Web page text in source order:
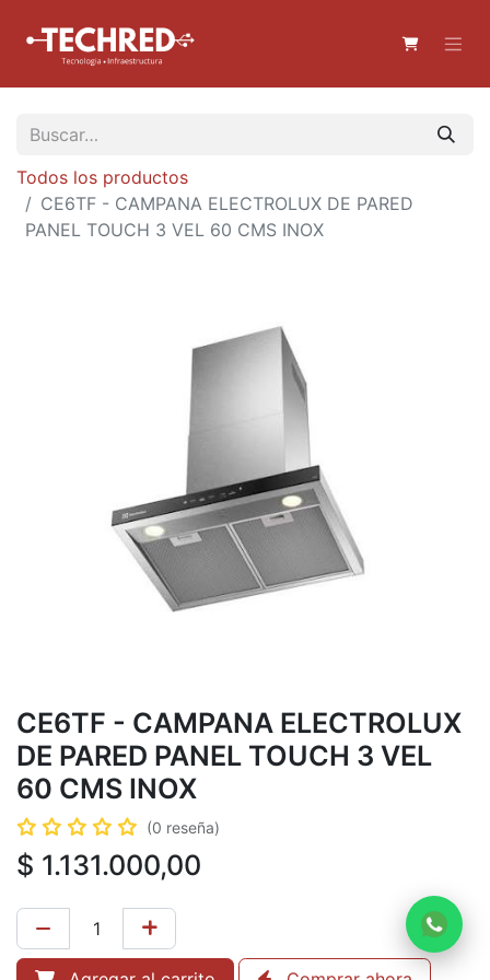
Todos los productos
CE6TF - CAMPANA ELECTROLUX DE PARED
PANEL TOUCH 3 VEL 60 CMS INOX
CE6TF - CAMPANA ELECTROLUX
DE PARED PANEL TOUCH 3 VEL
60 CMS INOX
(0 reseña)
$ 1.131.000,00